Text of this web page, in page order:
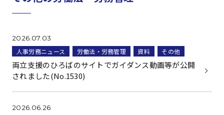
2026.07.03
人事労務ニュース 労働法・労務管理 資料 その他
両立支援のひろばのサイトでガイダンス動画等が公開
されました(No.1530)
2026.06.26